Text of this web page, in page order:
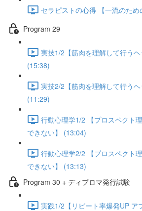
セラピストの心得 【一流のた
Program 29
実技1/2【筋肉を理解して行うヘ
(15:38)
実技2/2【筋肉を理解して行うヘ
(11:29)
行動心理学1/2 【プロスペクト
できない】 (13:04)
行動心理学2/2 【プロスペクト
できない】 (13:13)
Program 30 + ディプロマ発行試験
実践1/2【リピート率爆発UP ア